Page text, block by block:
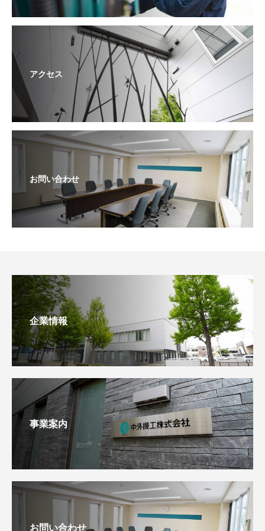
アクセス
お問い合わせ
企業情報
事業案内
お問い合わせ